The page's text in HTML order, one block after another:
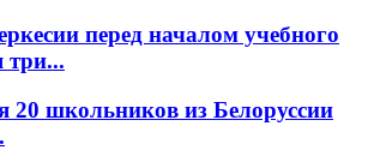
перед началом учебного
три...
20 школьников из Белоруссии